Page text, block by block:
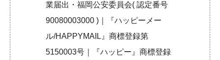
業届出・福岡公安委員会( 認定番号
90080003000 )｜『ハッピーメー
ル/HAPPYMAIL』商標登録第
5150003号｜『ハッピー』商標登録